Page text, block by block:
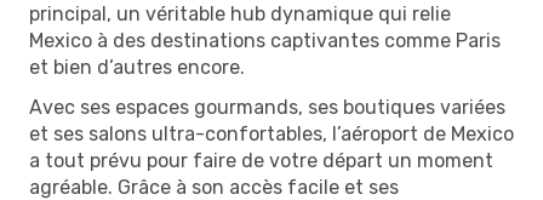
principal, un véritable hub dynamique qui relie
Mexico à des destinations captivantes comme Paris
et bien d’autres encore.
Avec ses espaces gourmands, ses boutiques variées
et ses salons ultra-confortables, l’aéroport de Mexico
a tout prévu pour faire de votre départ un moment
agréable. Grâce à son accès facile et ses